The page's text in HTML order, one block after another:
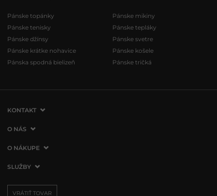
Pánske topánky
Pánske tenisky
Pánske džínsy
Pánske krátke nohavice
Pánska spodná bielizeň
Pánske mikiny
Pánske tepláky
Pánske svetre
Pánske košele
Pánske tričká
KONTAKT
VERMONT Services Slovakia s. r. o.
821 07 Bratislava
Slovenská republika
info@vermont.sk
O NÁS
O spoločnosti
Naše predajne
Presscentrum
O NÁKUPE
Ako nakupovať
Vrátenie tovaru
SLUŽBY
Doprava a platba
VRÁTIŤ TOVAR